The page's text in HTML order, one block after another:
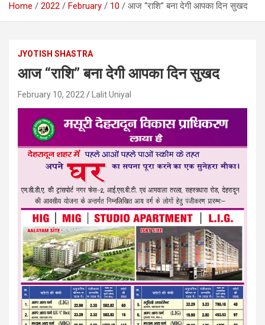
Home 2022 February 10 आज “राशि” बना देगी आपका दिन सुखद
JYOTISH SHASTRA
आज “राशि” बना देगी आपका दिन सुखद
February 10, 2022 Lalit Uniyal